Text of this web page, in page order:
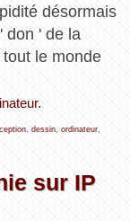
désormais
don ' de la
le monde
, dessin, ordinateur,
sur IP